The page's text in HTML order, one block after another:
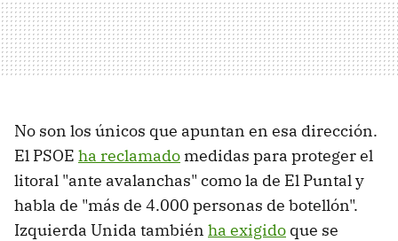
No son los únicos que apuntan en esa dirección.
El PSOE ha reclamado medidas para proteger el
litoral "ante avalanchas" como la de El Puntal y
habla de "más de 4.000 personas de botellón".
Izquierda Unida también ha exigido que se